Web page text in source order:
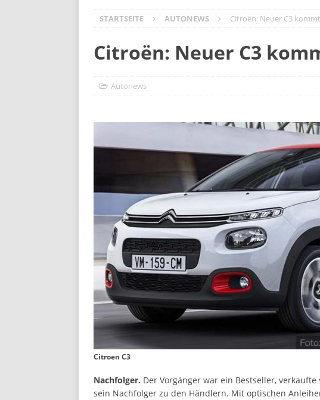
STARTSEITE AUTONEWS Citroën: Neuer C3
Citroën: Neuer C3
Autonews
Citroen C3
Nachfolger. Der Vorgänger war ein Bestseller,
sein Nachfolger zu den Händlern. Mit optischen